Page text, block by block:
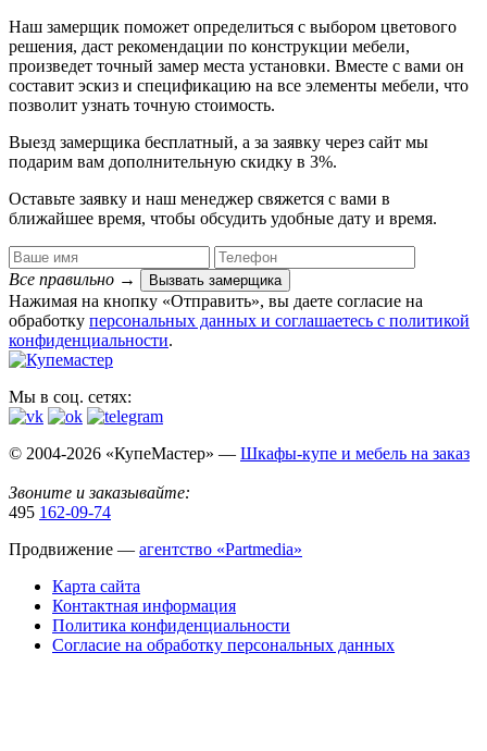
Наш замерщик поможет определиться с выбором цветового
решения, даст рекомендации по конструкции мебели,
произведет точный замер места установки. Вместе с вами он
составит эскиз и спецификацию на все элементы мебели, что
позволит узнать точную стоимость.
Выезд замерщика бесплатный, а за заявку через сайт мы
подарим вам дополнительную скидку в 3%.
Оставьте заявку и наш менеджер свяжется с вами в
ближайшее время, чтобы обсудить удобные дату и время.
Все правильно → Вызвать замерщика
Нажимая на кнопку «Отправить», вы даете согласие на
обработку персональных данных​ и соглашаетесь c политикой
конфиденциальности.
Мы в соц. сетях:
© 2004-2026 «КупеМастер» — Шкафы-купе и мебель на заказ
Звоните и заказывайте:
495 162-09-74
Продвижение — агентство «Partmedia»
Карта сайта
Контактная информация
Политика конфиденциальности
Согласие на обработку персональных данных